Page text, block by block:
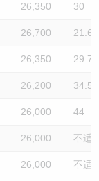
26,350 30
26,700 21.6
26,350 29.7
26,200 34.5
26,000 44
26,000 不适
26,000 不适